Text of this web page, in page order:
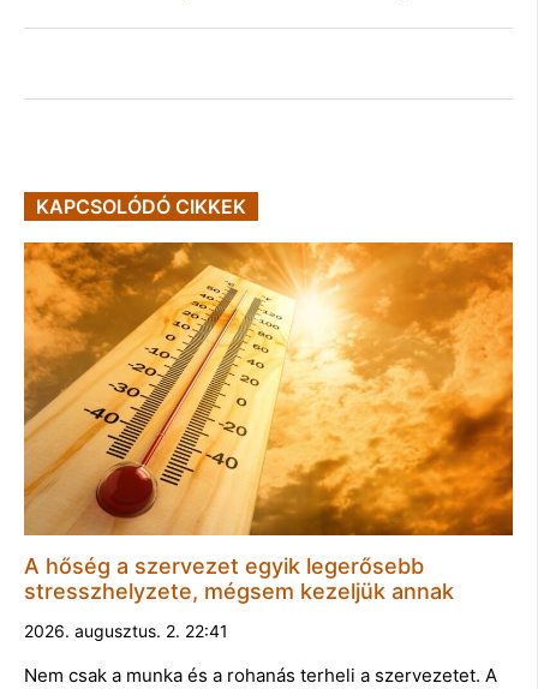
KAPCSOLÓDÓ CIKKEK
A hőség a szervezet egyik legerősebb
stresszhelyzete, mégsem kezeljük annak
2026. augusztus. 2. 22:41
Nem csak a munka és a rohanás terheli a szervezetet. A